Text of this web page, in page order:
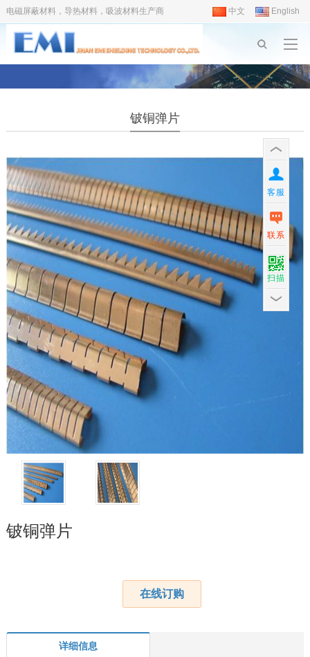
电磁屏蔽材料，导热材料，吸波材料生产商 中文 English
铍铜弹片
铍铜弹片
在线订购
详细信息
客服
联系
扫描